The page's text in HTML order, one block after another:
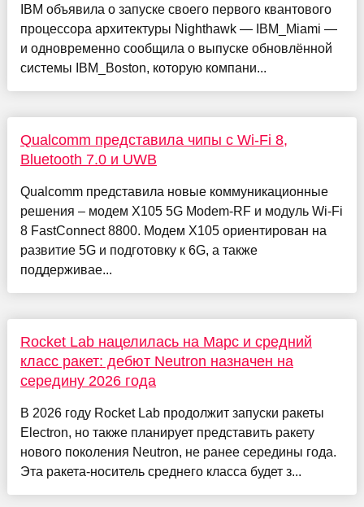
IBM объявила о запуске своего первого квантового
процессора архитектуры Nighthawk — IBM_Miami —
и одновременно сообщила о выпуске обновлённой
системы IBM_Boston, которую компани...
Qualcomm представила чипы с Wi-Fi 8,
Bluetooth 7.0 и UWB
Qualcomm представила новые коммуникационные
решения – модем X105 5G Modem-RF и модуль Wi-Fi
8 FastConnect 8800. Модем X105 ориентирован на
развитие 5G и подготовку к 6G, а также
поддерживае...
Rocket Lab нацелилась на Марс и средний
класс ракет: дебют Neutron назначен на
середину 2026 года
В 2026 году Rocket Lab продолжит запуски ракеты
Electron, но также планирует представить ракету
нового поколения Neutron, не ранее середины года.
Эта ракета-носитель среднего класса будет з...